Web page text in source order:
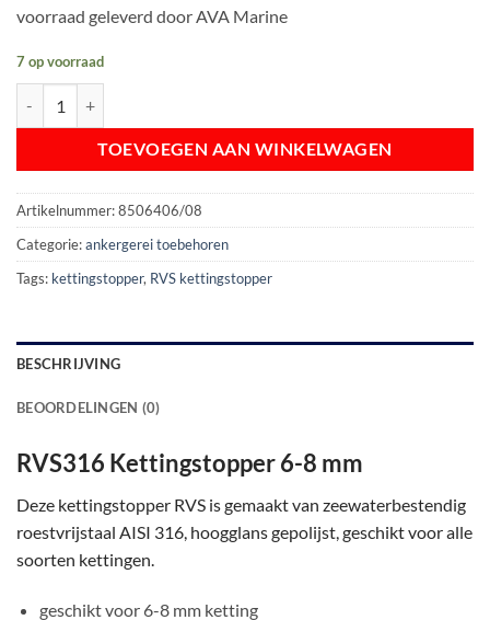
voorraad geleverd door AVA Marine
7 op voorraad
TOEVOEGEN AAN WINKELWAGEN
Artikelnummer:8506406/08
Categorie:ankergerei toebehoren
Tags: kettingstopper, RVS kettingstopper
BESCHRIJVING
BEOORDELINGEN (0)
RVS316 Kettingstopper 6-8 mm
Deze kettingstopper RVS is gemaakt van zeewaterbestendig
roestvrijstaal AISI 316, hoogglans gepolijst, geschikt voor alle
soorten kettingen.
geschikt voor 6-8 mm ketting